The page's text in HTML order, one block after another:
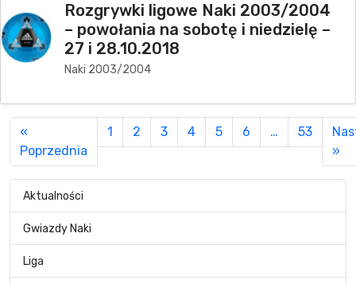
Rozgrywki ligowe Naki 2003/2004
– powołania na sobotę i niedzielę –
27 i 28.10.2018
Naki 2003/2004
«
Poprzednia
1 2 3 4 5 6 … 53
»
Aktualności
Gwiazdy Naki
Liga